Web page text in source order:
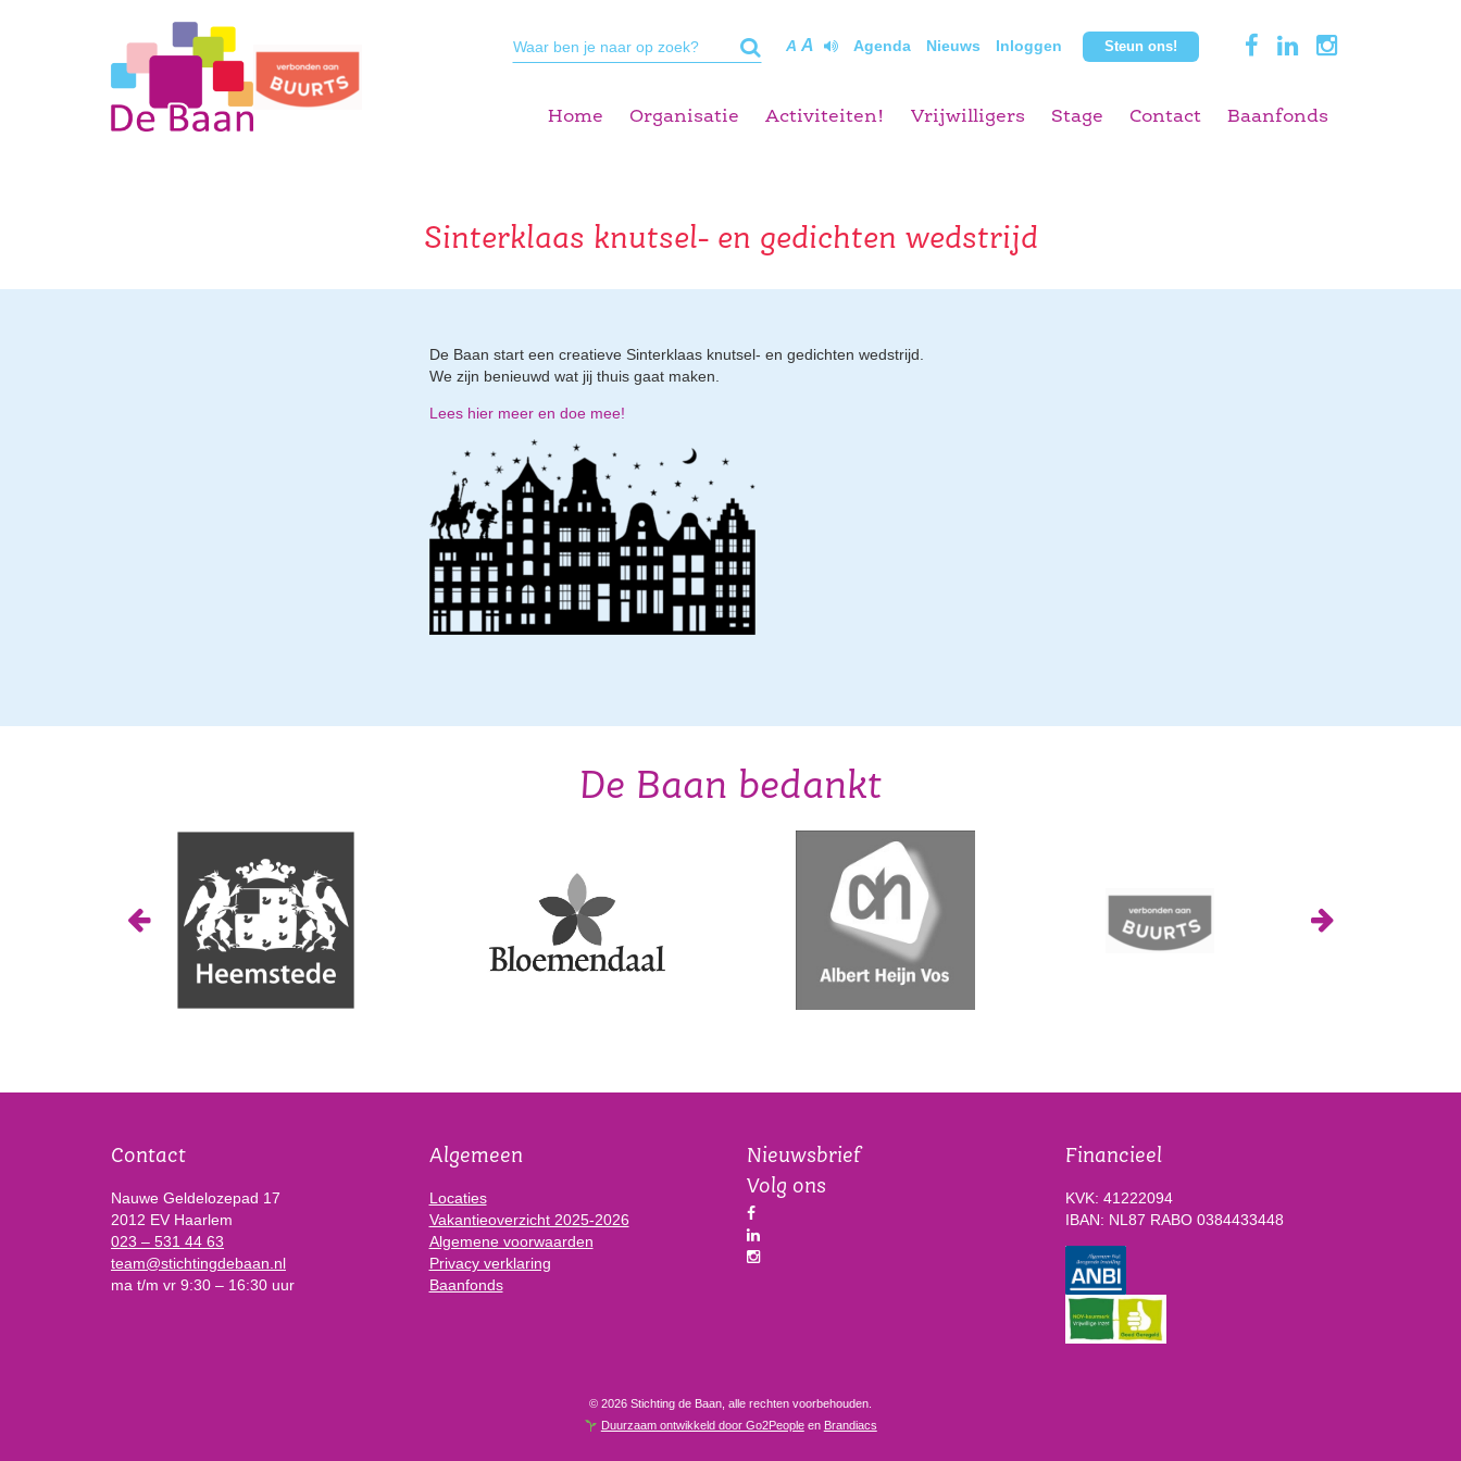
A A Agenda Nieuws Inloggen Steun ons!
Home Organisatie Activiteiten! Vrijwilligers Stage Contact Baanfonds
Sinterklaas knutsel- en gedichten wedstrijd
De Baan start een creatieve Sinterklaas knutsel- en gedichten wedstrijd.
We zijn benieuwd wat jij thuis gaat maken.
Lees hier meer en doe mee!
De Baan bedankt
Contact
Nauwe Geldelozepad 17
2012 EV Haarlem
023 – 531 44 63
team@stichtingdebaan.nl
ma t/m vr 9:30 – 16:30 uur
Algemeen
Locaties
Vakantieoverzicht 2025-2026
Algemene voorwaarden
Privacy verklaring
Baanfonds
Nieuwsbrief
Volg ons
Financieel
KVK: 41222094
IBAN: NL87 RABO 0384433448
© 2026 Stichting de Baan, alle rechten voorbehouden.
Duurzaam ontwikkeld door Go2Peopleen Brandiacs